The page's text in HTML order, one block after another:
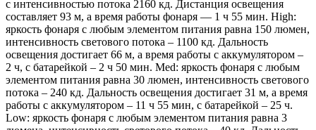
с интенсивностью потока 2160 кд. Дистанция освещения
составляет 93 м, а время работы фонаря — 1 ч 55 мин. High:
яркость фонаря с любым элементом питания равна 150 люмен,
интенсивность светового потока – 1100 кд. Дальность
освещения достигает 66 м, а время работы с аккумулятором –
2 ч, с батарейкой – 2 ч 50 мин. Med: яркость фонаря с любым
элементом питания равна 30 люмен, интенсивность светового
потока – 240 кд. Дальность освещения достигает 31 м, а время
работы с аккумулятором – 11 ч 55 мин, с батарейкой – 25 ч.
Low: яркость фонаря с любым элементом питания равна 3